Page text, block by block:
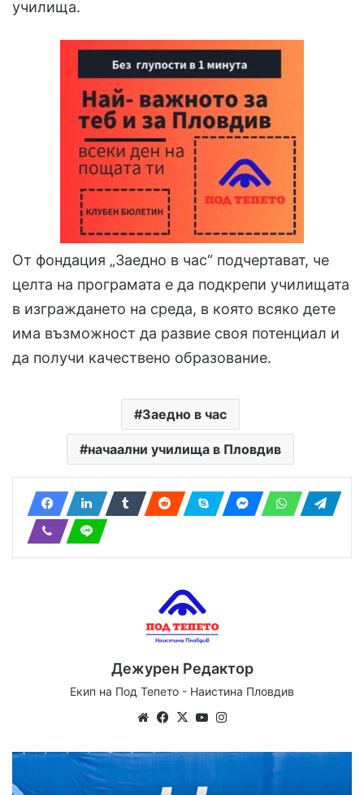
училища.
От фондация „Заедно в час“ подчертават, че
целта на програмата е да подкрепи училищата
в изграждането на среда, в която всяко дете
има възможност да развие своя потенциал и
да получи качествено образование.
Заедно в час
начаални училища в Пловдив
Дежурен Редактор
Екип на Под Тепето - Наистина Пловдив
WebsiteFacebook
X YouTube